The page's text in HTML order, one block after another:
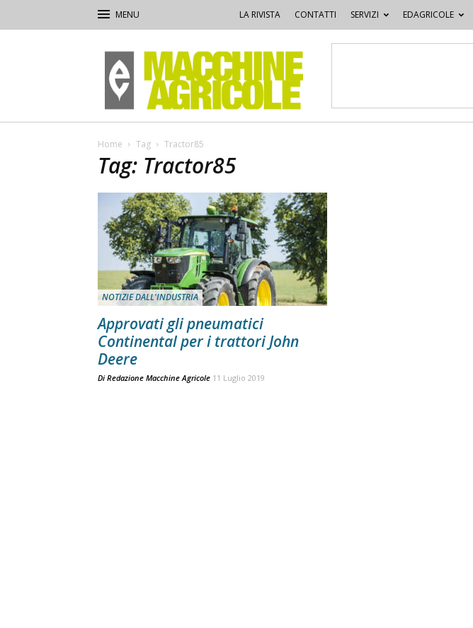
LA RIVISTA CONTATTI SERVIZI EDAGRICOLE
Macchine
Agricole
Home Tag Tractor85
Tag: Tractor85
NOTIZIE DALL'INDUSTRIA
Approvati gli pneumatici
Continental per i trattori John
Deere
Di Redazione Macchine Agricole 11 Luglio 2019